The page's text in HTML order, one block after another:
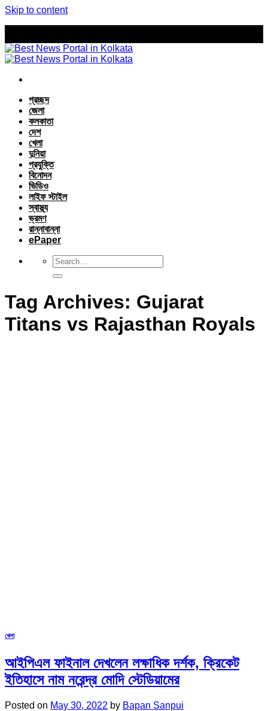
Skip to content
প্রচ্ছদ
জেলা
কলকাতা
দেশ
খেলা
দুনিয়া
প্রযুক্তি
বিনোদন
ভিডিও
লাইফ স্টাইল
স্বাস্থ্য
ভ্রমণ
রান্নাবান্না
ePaper
Tag Archives: Gujarat
Titans vs Rajasthan Royals
খেলা
আইপিএল ফাইনাল দেখলেন লক্ষাধিক দর্শক, ক্রিকেট
ইতিহাসে নাম নরেন্দ্র মোদি স্টেডিয়ামের
Posted on May 30, 2022 by Bapan Sanpui